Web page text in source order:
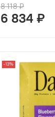
8 118 ₽
6 834 ₽
-13%